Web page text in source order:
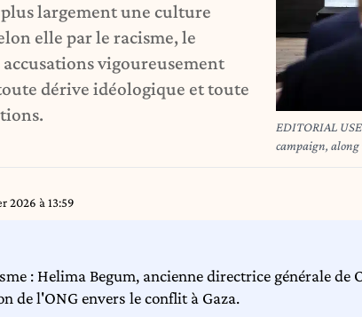
largement une culture
elle par le racisme, le
accusations vigoureusement
dérive idéologique et toute
EDITORIAL
campaign, along
first day of the
2026 à 13:59
: Helima Begum, ancienne directrice générale de
de l'ONG envers le conflit à Gaza.